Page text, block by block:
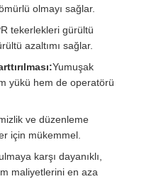
olmayı sağlar.
tekerlekleri gürültü
azaltımı sağlar.
Yumuşak
yükü hem de operatörü
ve düzenleme
için mükemmel.
karşı dayanıklı,
maliyetlerini en aza